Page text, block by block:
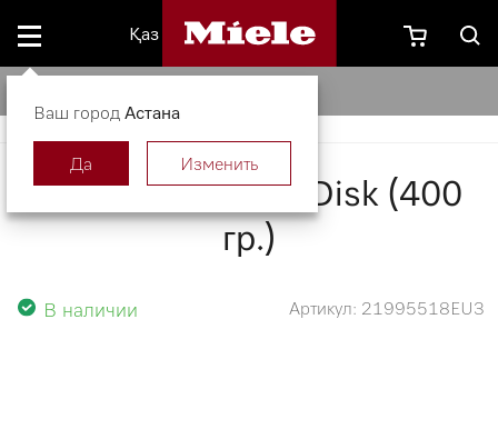
Қаз
Картридж PowerDisk (400
гр.)
В наличии Артикул: 21995518EU3
Ваш город Астана
Да Изменить